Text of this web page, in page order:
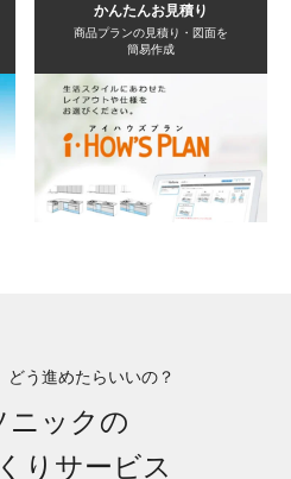
かんたんお見積り
商品プランの見積り・図面を
簡易作成
どう進めたらいいの？
ニックの
りサービス